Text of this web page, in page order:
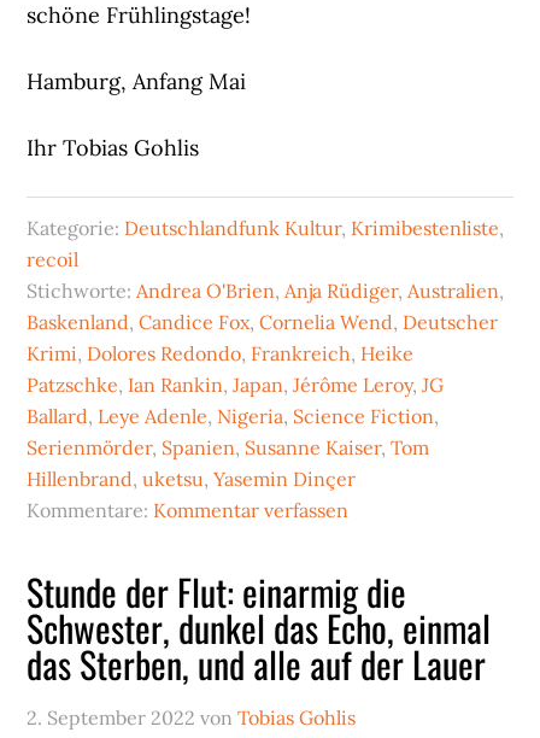
schöne Frühlingstage!
Hamburg, Anfang Mai
Ihr Tobias Gohlis
Kategorie: Deutschlandfunk Kultur, Krimibestenliste,
recoil
Stichworte:Andrea O'Brien,Anja Rüdiger,Australien,
Baskenland,Candice Fox,Cornelia Wend, Deutscher
Krimi, Dolores Redondo, Frankreich, Heike
Patzschke, Ian Rankin,Japan,Jérôme Leroy,JG
Ballard, Leye Adenle, Nigeria, Science Fiction,
Serienmörder, Spanien, Susanne Kaiser,Tom
Hillenbrand,uketsu,Yasemin Dinçer
Kommentare: Kommentar verfassen
Stunde der Flut: einarmig die
Schwester, dunkel das Echo, einmal
das Sterben, und alle auf der Lauer
2. September 2022 vonTobias Gohlis